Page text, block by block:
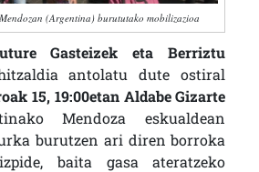
(Argentina) burututako mobilizazioa
Gasteizek eta Berriztu
antolatu dute ostiral
15, 19:00etan Aldabe Gizarte
Mendoza eskualdean
burutzen ari diren borroka
baita gasa ateratzeko